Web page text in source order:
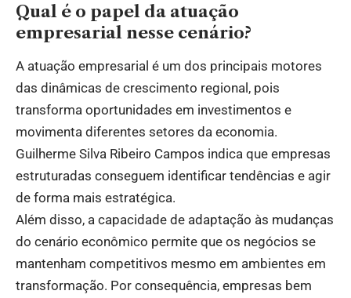
Qual é o papel da atuação
empresarial nesse cenário?
A atuação empresarial é um dos principais motores
das dinâmicas de crescimento regional, pois
transforma oportunidades em investimentos e
movimenta diferentes setores da economia.
Guilherme Silva Ribeiro Campos indica que empresas
estruturadas conseguem identificar tendências e agir
de forma mais estratégica.
Além disso, a capacidade de adaptação às mudanças
do cenário econômico permite que os negócios se
mantenham competitivos mesmo em ambientes em
transformação. Por consequência, empresas bem